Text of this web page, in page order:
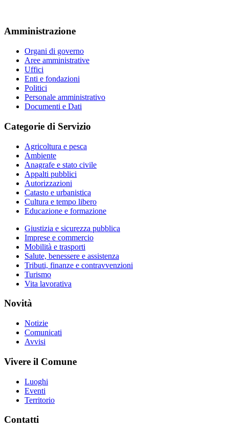
Amministrazione
Organi di governo
Aree amministrative
Uffici
Enti e fondazioni
Politici
Personale amministrativo
Documenti e Dati
Categorie di Servizio
Agricoltura e pesca
Ambiente
Anagrafe e stato civile
Appalti pubblici
Autorizzazioni
Catasto e urbanistica
Cultura e tempo libero
Educazione e formazione
Giustizia e sicurezza pubblica
Imprese e commercio
Mobilità e trasporti
Salute, benessere e assistenza
Tributi, finanze e contravvenzioni
Turismo
Vita lavorativa
Novità
Notizie
Comunicati
Avvisi
Vivere il Comune
Luoghi
Eventi
Territorio
Contatti